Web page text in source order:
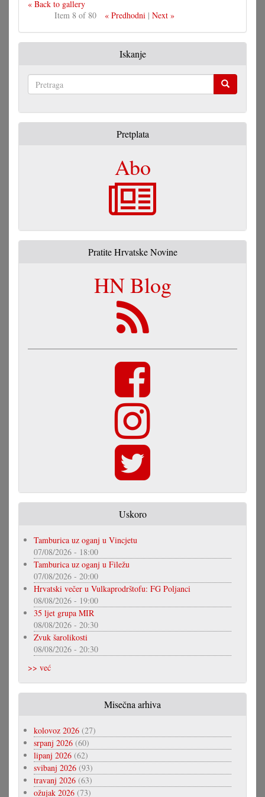
« Back to gallery
Item 8 of 80
« Predhodni| Next »
Iskanje
Pretplata
Abo
Pratite Hrvatske Novine
HN Blog
Uskoro
Tamburica uz oganj u Vincjetu
07/08/2026 - 18:00
Tamburica uz oganj u Filežu
07/08/2026 - 20:00
Hrvatski večer u Vulkaprodrštofu: FG Poljanci
08/08/2026 - 19:00
35 ljet grupa MIR
08/08/2026 - 20:30
Zvuk šarolikosti
08/08/2026 - 20:30
>> već
Misečna arhiva
kolovoz 2026 (27)
srpanj 2026 (60)
lipanj 2026 (62)
svibanj 2026 (93)
travanj 2026 (63)
ožujak 2026 (73)